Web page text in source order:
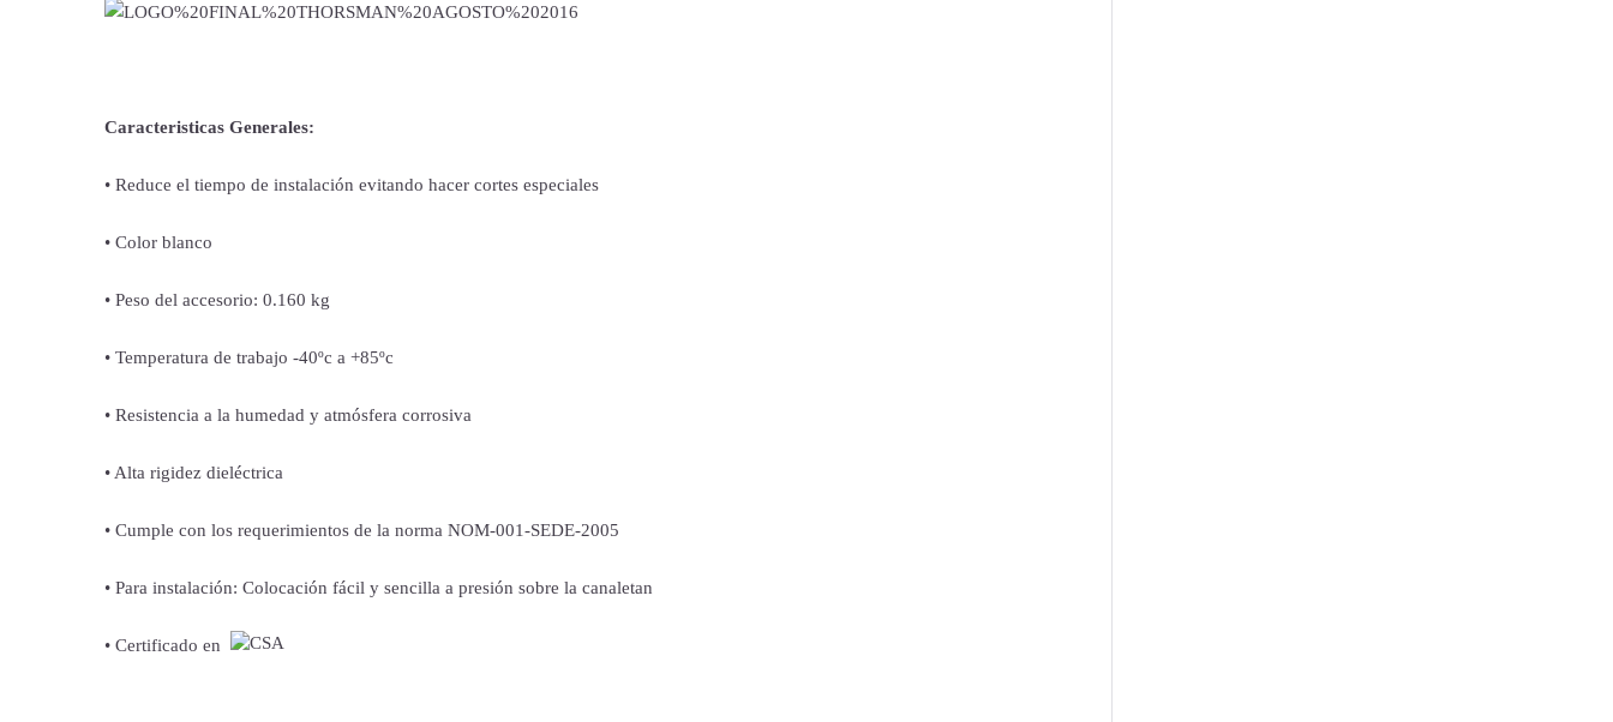
Caracteristicas Generales:
• Reduce el tiempo de instalación evitando hacer cortes especiales
• Color blanco
• Peso del accesorio: 0.160 kg
• Temperatura de trabajo -40ºc a +85ºc
• Resistencia a la humedad y atmósfera corrosiva
• Alta rigidez dieléctrica
• Cumple con los requerimientos de la norma NOM-001-SEDE-2005
• Para instalación: Colocación fácil y sencilla a presión sobre la canaletan
• Certificado en